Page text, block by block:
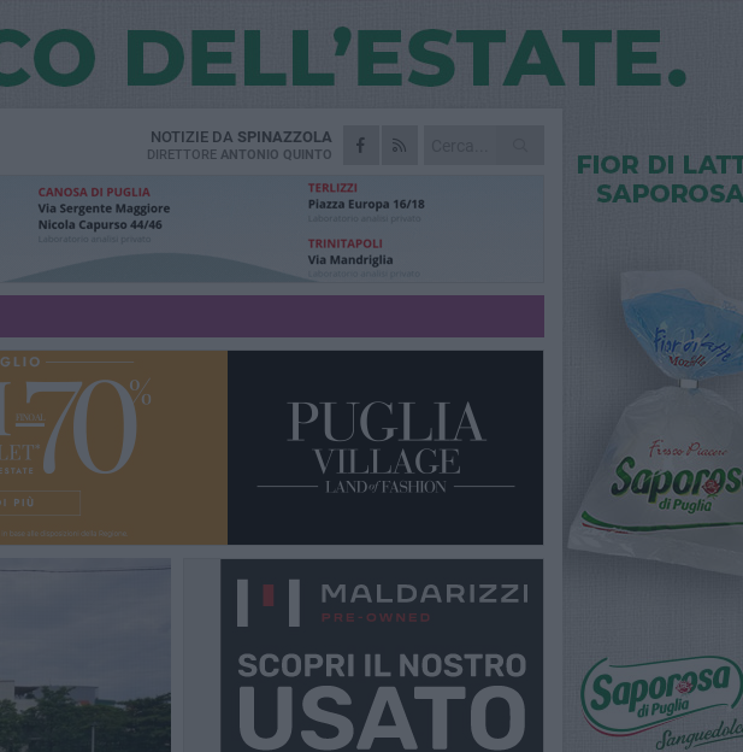
NOTIZIE DA SPINAZZOLA
DIRETTORE ANTONIO QUINTO